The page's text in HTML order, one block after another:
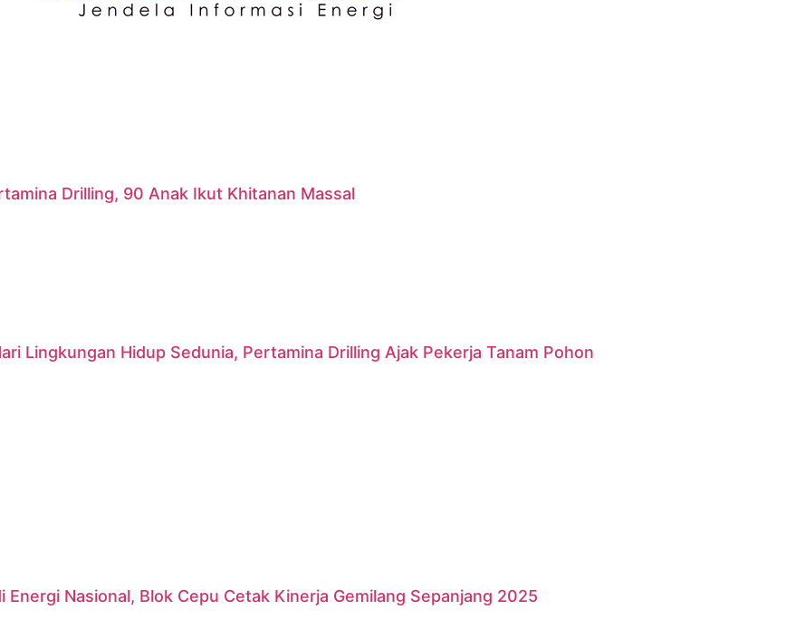
Drilling, 90 Anak Ikut Khitanan Massal
Lingkungan Hidup Sedunia, Pertamina Drilling Ajak Pekerja Tanam Pohon
Energi Nasional, Blok Cepu Cetak Kinerja Gemilang Sepanjang 2025